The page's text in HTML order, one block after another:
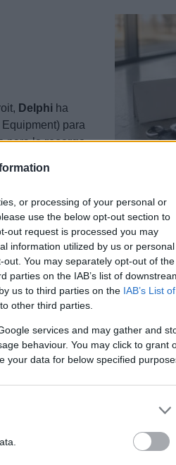
or processing of your personal or
use the below opt-out section to
out request is processed you may
information utilized by us or personal
You may separately opt-out of the
parties on the IAB’s list of
us to third parties on the IAB’s List of
other third parties.
services and may gather and
behaviour. You may click to grant
your data for below specified
Delphi ha
para
para larecarga
Guía
garantía
coches
Guía
coches
seguridad